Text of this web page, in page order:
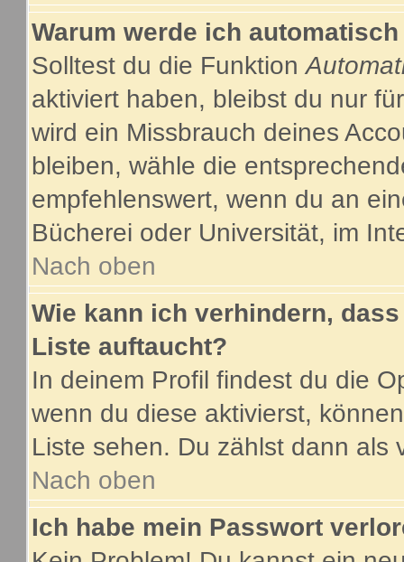
Warum werde ich
Solltest du die Funktion
aktiviert haben, bleibst du nur
wird ein Missbrauch deines
bleiben, wähle die
empfehlenswert, wenn du an
Bücherei oder Universität, im
Nach oben
Wie kann ich verhindern,
Liste auftaucht?
In deinem Profil findest du die
wenn du diese aktivierst,
Liste sehen. Du zählst dann als
Nach oben
Ich habe mein Passwort